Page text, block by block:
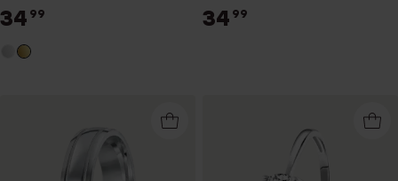
34 99 34 99